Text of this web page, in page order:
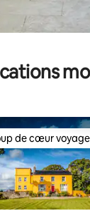
de cœur
de cœur